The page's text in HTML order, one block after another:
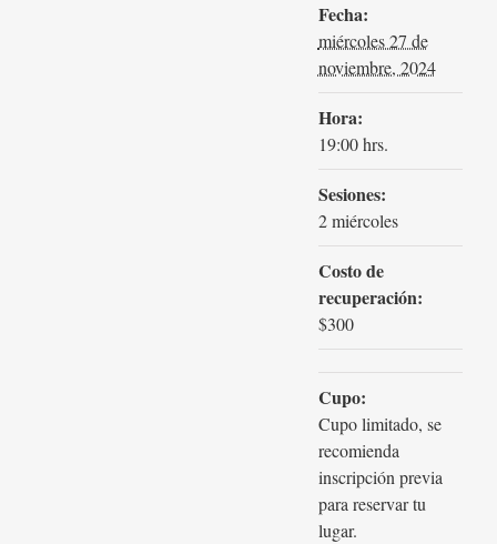
Fecha:
miércoles 27 de
noviembre, 2024
Hora:
19:00 hrs.
Sesiones:
2 miércoles
Costo de
recuperación:
$300
Cupo:
Cupo limitado, se
recomienda
inscripción previa
para reservar tu
lugar.